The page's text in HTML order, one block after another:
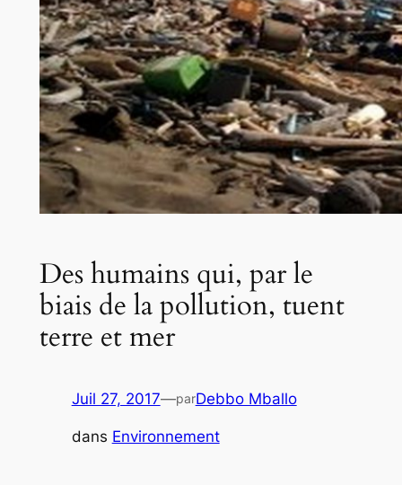
Des humains qui, par le
biais de la pollution, tuent
terre et mer
Juil 27, 2017—parDebbo Mballo
dans Environnement